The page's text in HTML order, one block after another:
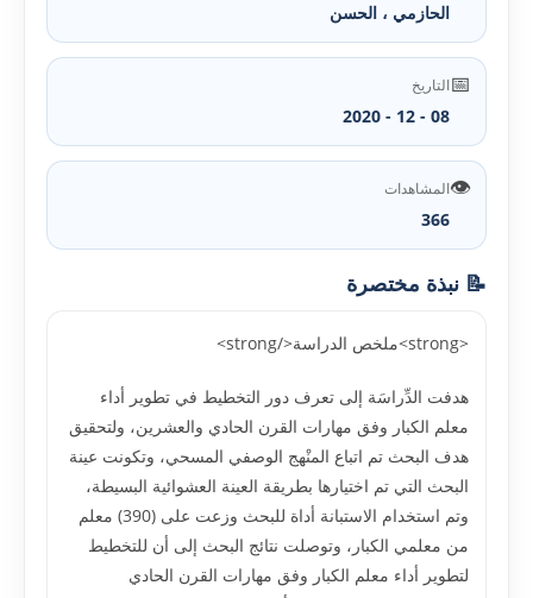
الحازمي ، الحسن
📅التاريخ
08 - 12 - 2020
👁️المشاهدات
366
📝 نبذة مختصرة
<strong>ملخص الدراسة</strong>
هدفت الدِّراسَة إلى تعرف دور التخطيط في تطوير أداء
معلم الکبار وفق مهارات القرن الحادي والعشرين، ولتحقيق
هدف البحث تم اتباع المنْهج الوصفي المسحي، وتکونت عينة
البحث التي تم اختيارها بطريقة العينة العشوائية البسيطة،
وتم استخدام الاستبانة أداة للبحث وزعت على (390) معلم
من معلمي الکبار، وتوصلت نتائج البحث إلى أن للتخطيط
لتطوير أداء معلم الکبار وفق مهارات القرن الحادي